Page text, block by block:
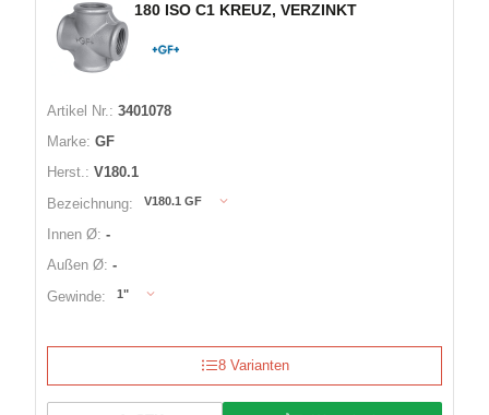
180 ISO C1 KREUZ, VERZINKT
Artikel Nr.: 3401078
Marke: GF
Herst.: V180.1
Bezeichnung:
V180.1 GF
Innen Ø: -
Außen Ø: -
Gewinde:
1"
8 Varianten